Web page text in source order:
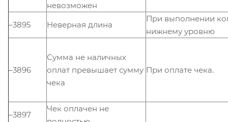
невозможен
–3895
Неверная длина
При выполнении
нижнему уровню
–3896
Сумма не наличных
оплат превышает сумму
чека
При оплате чека.
–3897
Чек оплачен не